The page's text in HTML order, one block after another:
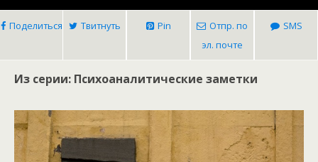
Поделиться Твитнуть Pin
Отпр. по
эл. почте
SMS
Из серии: Психоаналитические заметки